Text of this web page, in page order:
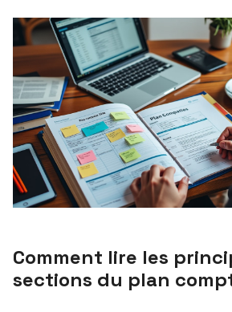
Comment lire les
sections du plan